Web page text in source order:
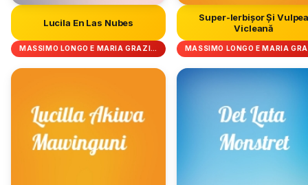
Lucila En Las Nubes
MASSIMO LONGO E MARIA GRAZI…
Super-Ierbișor Și
Vicleană
MASSIMO LONGO E MARIA